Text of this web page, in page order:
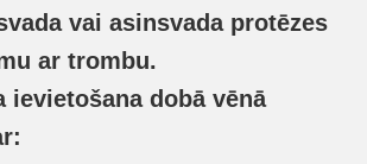
vai asinsvada protēzes
ar trombu.
ievietošana dobā vēnā